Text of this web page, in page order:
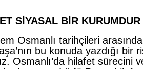
SİYASAL BİR KURUMDUR
Osmanlı tarihçileri
bu konuda yazdığı bir
Osmanlı’da hilafet sürecini